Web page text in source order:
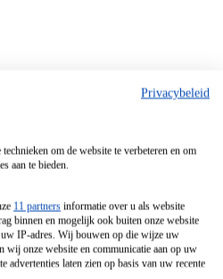
Privacybeleid
om de website te verbeteren en om
aan te bieden.
11 partners informatie over u als website
binnen en mogelijk ook buiten onze website
uw IP-adres. Wij bouwen op die wijze uw
wij onze website en communicatie aan op uw
laten zien op basis van uw recente